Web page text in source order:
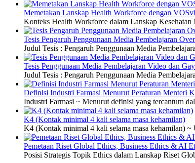
Memetakan Lanskap Health Workforce dengan
Konteks Health Workforce dalam Lanskap
Tesis Pengaruh Penggunaan Media Pembelajaran
Judul Tesis : Pengaruh Penggunaan Media
Tesis Penggunaan Media Pembelajaran Video dan
Judul Tesis : Pengaruh Penggunaan Media
Definisi Industri Farmasi Menurut Peraturan Menteri
Industri Farmasi ~ Menurut definisi yang tercantum
K4 (Kontak minimal 4 kali selama masa kehamilan)
K4 (Kontak minimal 4 kali selama masa kehamilan) ~
Pemetaan Riset Global Ethics, Business Ethics & AI
Posisi Strategis Topik Ethics dalam Lanskap Riset